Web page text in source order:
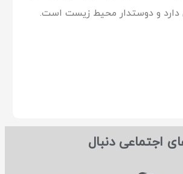
دارد و دوستدار محیط زیست است.
اجتماعی دنبال